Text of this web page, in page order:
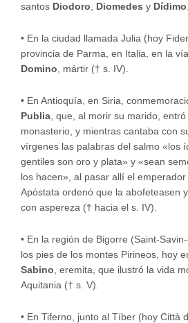
santos Diodoro Diomedes y Dídimo
• En la ciudad llamada Julia (hoy
provincia de Parma, en Italia, en la
Domino , mártir († s. IV).
• En Antioquía, en Siria,
Publia , que, al morir su marido,
monasterio, y mientras cantaba con
vírgenes las palabras del salmo «los
gentiles son oro y plata» y «sean
los hacen», al pasar allí el emperador
Apóstata ordenó que la abofeteasen
con aspereza († hacia el s. IV).
• En la región de Bigorre (Saint-
los pies de los montes Pirineos, hoy
Sabino , eremita, que ilustró la vida
Aquitania († s. V).
• En Tiferno, junto al Tíber (hoy Città